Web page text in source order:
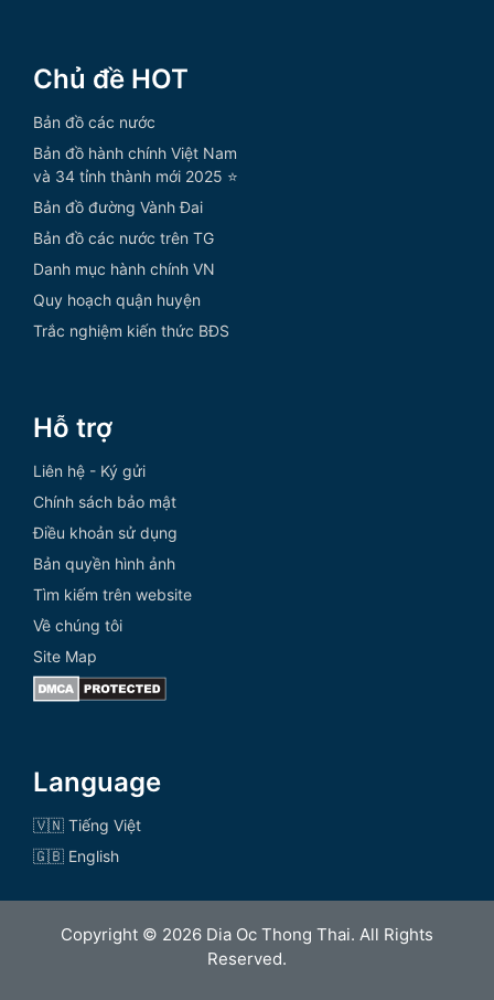
Chủ đề HOT
Bản đồ các nước
Bản đồ hành chính Việt Nam
và 34 tỉnh thành mới 2025 ⭐
Bản đồ đường Vành Đai
Bản đồ các nước trên TG
Danh mục hành chính VN
Quy hoạch quận huyện
Trắc nghiệm kiến thức BĐS
Hỗ trợ
Liên hệ - Ký gửi
Chính sách bảo mật
Điều khoản sử dụng
Bản quyền hình ảnh
Tìm kiếm trên website
Về chúng tôi
Site Map
Language
🇻🇳 Tiếng Việt
🇬🇧 English
Copyright © 2026 Dia Oc Thong Thai. All Rights
Reserved.